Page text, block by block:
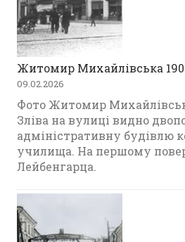
Житомир Михайлівська
09.02.2026
Фото Житомир
Зліва на вулиці видно
адміністративну будівлю
училища. На першому
Лейбенгарца.